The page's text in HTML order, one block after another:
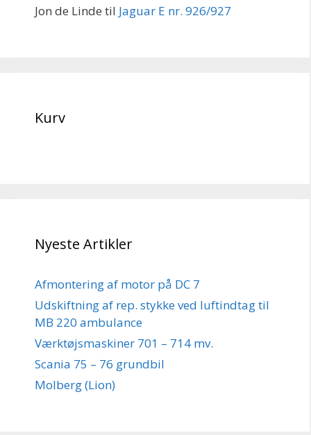
Jon de Linde til Jaguar E nr. 926/927
Kurv
Nyeste Artikler
Afmontering af motor på DC 7
Udskiftning af rep. stykke ved luftindtag til
MB 220 ambulance
Værktøjsmaskiner 701 – 714 mv.
Scania 75 – 76 grundbil
Molberg (Lion)